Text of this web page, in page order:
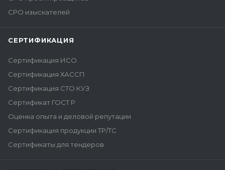
СРО изыскателей
СЕРТИФИКАЦИЯ
Сертификация ИСО
Сертификация ХАССП
Сертификация СТО КУЗ
Сертификат ГОСТ Р
Оценка опыта и деловой репутации
Сертификация продукции ТР/ТС
Сертификаты для тендеров